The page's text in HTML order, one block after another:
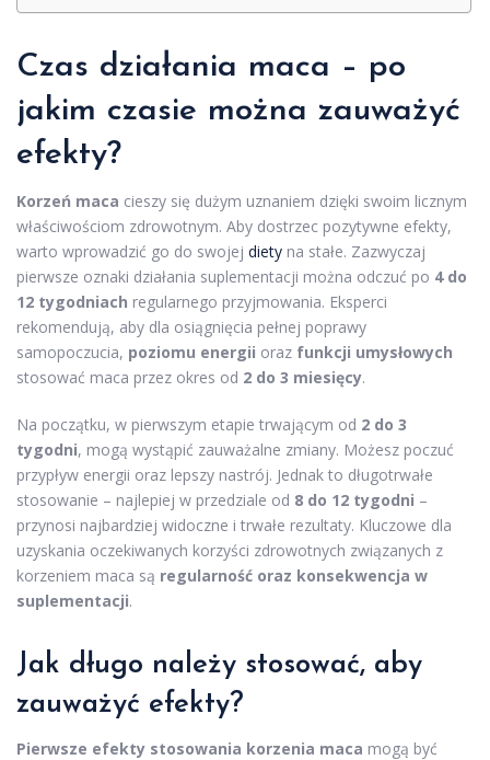
Czas działania maca – po
jakim czasie można zauważyć
efekty?
Korzeń maca cieszy się dużym uznaniem dzięki swoim licznym
właściwościom zdrowotnym. Aby dostrzec pozytywne efekty,
warto wprowadzić go do swojej diety na stałe. Zazwyczaj
pierwsze oznaki działania suplementacji można odczuć po 4 do
12 tygodniach regularnego przyjmowania. Eksperci
rekomendują, aby dla osiągnięcia pełnej poprawy
samopoczucia, poziomu energii oraz funkcji umysłowych
stosować maca przez okres od 2 do 3 miesięcy.
Na początku, w pierwszym etapie trwającym od 2 do 3
tygodni, mogą wystąpić zauważalne zmiany. Możesz poczuć
przypływ energii oraz lepszy nastrój. Jednak to długotrwałe
stosowanie – najlepiej w przedziale od 8 do 12 tygodni –
przynosi najbardziej widoczne i trwałe rezultaty. Kluczowe dla
uzyskania oczekiwanych korzyści zdrowotnych związanych z
korzeniem maca są regularność oraz konsekwencja w
suplementacji.
Jak długo należy stosować, aby
zauważyć efekty?
Pierwsze efekty stosowania korzenia maca mogą być